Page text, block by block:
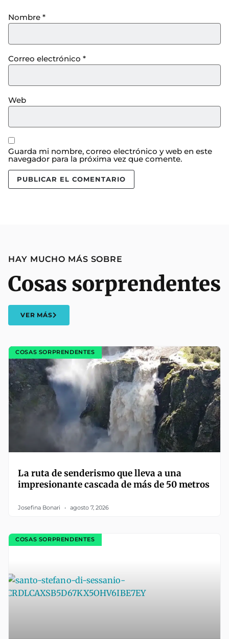
Nombre *
Correo electrónico *
Web
Guarda mi nombre, correo electrónico y web en este
navegador para la próxima vez que comente.
HAY MUCHO MÁS SOBRE
Cosas sorprendentes
VER MÁS
COSAS SORPRENDENTES
La ruta de senderismo que lleva a una
impresionante cascada de más de 50 metros
Josefina Bonari agosto 7, 2026
COSAS SORPRENDENTES